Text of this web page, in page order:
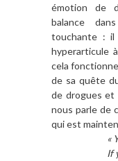
émotion de
balance
touchante : il
hyperarticule
cela
de sa quête
de drogues et
nous parle de
qui est
«
If